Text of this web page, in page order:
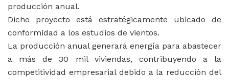
producción anual.
Dicho proyecto está estratégicamente ubicado de
conformidad a los estudios de vientos.
La producción anual generará energía para abastecer
a más de 30 mil viviendas, contribuyendo a la
competitividad empresarial debido a la reducción del